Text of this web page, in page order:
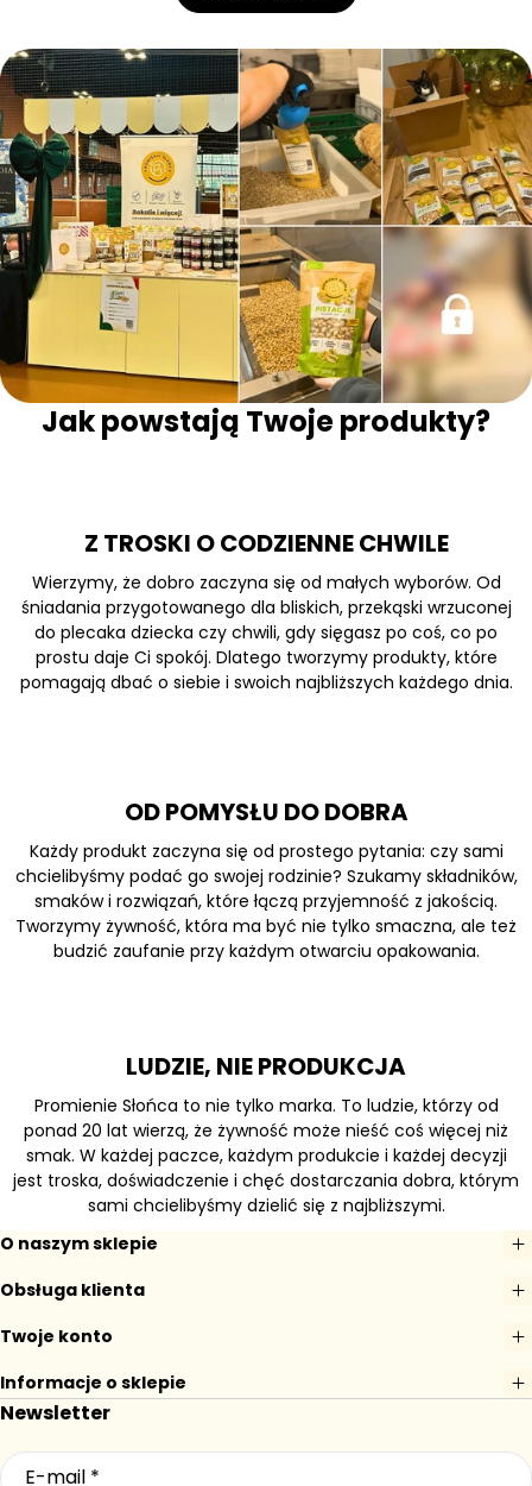
Jak powstają Twoje produkty?
Z TROSKI O CODZIENNE CHWILE
Wierzymy, że dobro zaczyna się od małych wyborów. Od
śniadania przygotowanego dla bliskich, przekąski wrzuconej
do plecaka dziecka czy chwili, gdy sięgasz po coś, co po
prostu daje Ci spokój. Dlatego tworzymy produkty, które
pomagają dbać o siebie i swoich najbliższych każdego dnia.
OD POMYSŁU DO DOBRA
Każdy produkt zaczyna się od prostego pytania: czy sami
chcielibyśmy podać go swojej rodzinie? Szukamy składników,
smaków i rozwiązań, które łączą przyjemność z jakością.
Tworzymy żywność, która ma być nie tylko smaczna, ale też
budzić zaufanie przy każdym otwarciu opakowania.
LUDZIE, NIE PRODUKCJA
Promienie Słońca to nie tylko marka. To ludzie, którzy od
ponad 20 lat wierzą, że żywność może nieść coś więcej niż
smak. W każdej paczce, każdym produkcie i każdej decyzji
jest troska, doświadczenie i chęć dostarczania dobra, którym
sami chcielibyśmy dzielić się z najbliższymi.
O naszym sklepie
Obsługa klienta
Twoje konto
Informacje o sklepie
Newsletter